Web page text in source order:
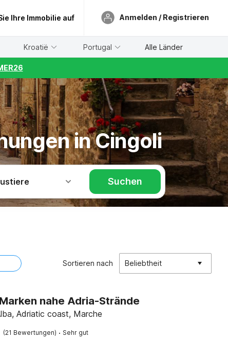
Ihre Immobilie auf Anmelden / Registrieren
Kroatië Portugal Alle Länder
in Cingoli
Suchen
Sortieren nach Beliebtheit
nahe Adria-Strände
Adriatic coast, Marche
(21 Bewertungen) · Sehr gut